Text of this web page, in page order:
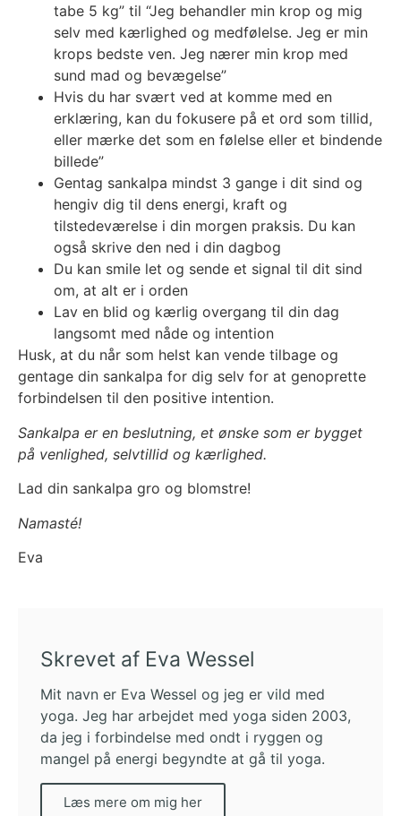
tabe 5 kg” til “Jeg behandler min krop og mig
selv med kærlighed og medfølelse. Jeg er min
krops bedste ven. Jeg nærer min krop med
sund mad og bevægelse”
Hvis du har svært ved at komme med en
erklæring, kan du fokusere på et ord som tillid,
eller mærke det som en følelse eller et bindende
billede”
Gentag sankalpa mindst 3 gange i dit sind og
hengiv dig til dens energi, kraft og
tilstedeværelse i din morgen praksis. Du kan
også skrive den ned i din dagbog
Du kan smile let og sende et signal til dit sind
om, at alt er i orden
Lav en blid og kærlig overgang til din dag
langsomt med nåde og intention
Husk, at du når som helst kan vende tilbage og
gentage din sankalpa for dig selv for at genoprette
forbindelsen til den positive intention.
Sankalpa er en beslutning, et ønske som er bygget
på venlighed, selvtillid og kærlighed.
Lad din sankalpa gro og blomstre!
Namasté!
Eva
Skrevet af Eva Wessel
Mit navn er Eva Wessel og jeg er vild med
yoga. Jeg har arbejdet med yoga siden 2003,
da jeg i forbindelse med ondt i ryggen og
mangel på energi begyndte at gå til yoga.
Læs mere om mig her